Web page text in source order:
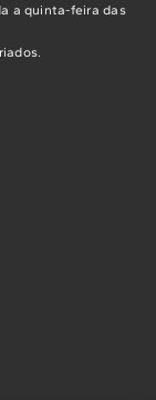
a quinta-feira das